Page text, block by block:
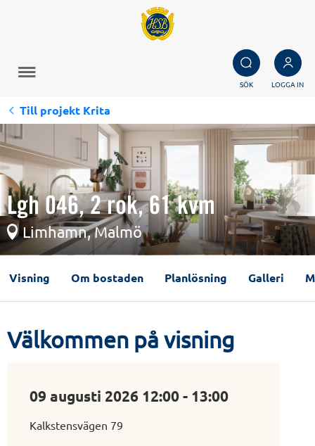
SÖK LOGGA IN
Till projekt Krita
Lgh 046, 2 rok, 61 kvm
Limhamn, Malmö
Visning Om bostaden Planlösning Galleri
Välkommen på visning
09 augusti 2026 12:00 - 13:00
Kalkstensvägen 79